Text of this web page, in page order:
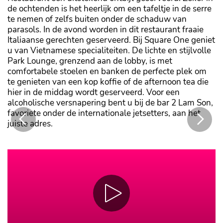
de ochtenden is het heerlijk om een tafeltje in de serre
te nemen of zelfs buiten onder de schaduw van
parasols. In de avond worden in dit restaurant fraaie
Italiaanse gerechten geserveerd. Bij Square One geniet
u van Vietnamese specialiteiten. De lichte en stijlvolle
Park Lounge, grenzend aan de lobby, is met
comfortabele stoelen en banken de perfecte plek om
te genieten van een kop koffie of de afternoon tea die
hier in de middag wordt geserveerd. Voor een
alcoholische versnapering bent u bij de bar 2 Lam Son,
favoriete onder de internationale jetsetters, aan het
juiste adres.
Geniet van het beste van de Vietnamese keuken